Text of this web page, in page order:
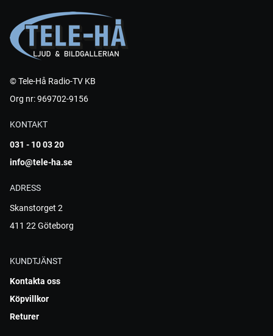
© Tele-Hå Radio-TV KB
Org nr: 969702-9156
KONTAKT
031 - 10 03 20
info@tele-ha.se
ADRESS
Skanstorget 2
411 22 Göteborg
KUNDTJÄNST
Kontakta oss
Köpvillkor
Returer